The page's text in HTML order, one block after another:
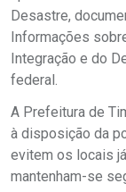
Desastre,
Informações
Integração e do
federal.
A Prefeitura de
à disposição da
evitem os locais
mantenham-se